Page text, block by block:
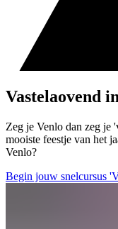
Vastelaovend
Zeg je Venlo dan zeg je
mooiste feestje van het
Venlo?
Begin jouw snelcursus